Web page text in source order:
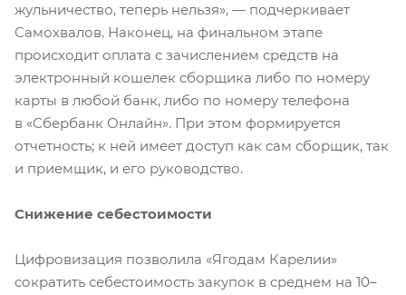
жульничество, теперь нельзя», — подчеркивает
Самохвалов. Наконец, на финальном этапе
происходит оплата с зачислением средств на
электронный кошелек сборщика либо по номеру
карты в любой банк, либо по номеру телефона
в «Сбербанк Онлайн». При этом формируется
отчетность; к ней имеет доступ как сам сборщик, так
и приемщик, и его руководство.
Снижение себестоимости
Цифровизация позволила «Ягодам Карелии»
сократить себестоимость закупок в среднем на 10–